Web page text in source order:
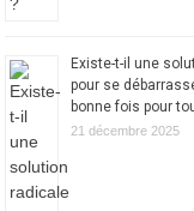
Existe-t-il une
pour se
bonne fois pour
21 décembre 2025